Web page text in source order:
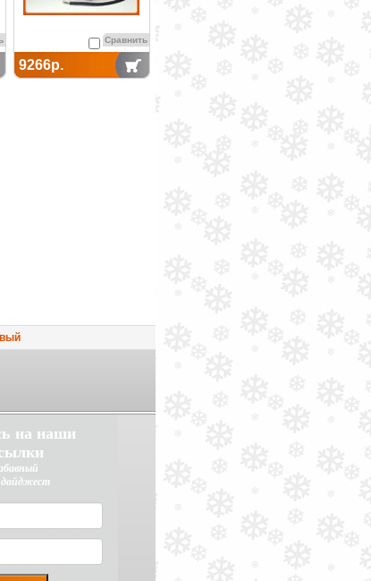
Сравнить
9266р.
на наши